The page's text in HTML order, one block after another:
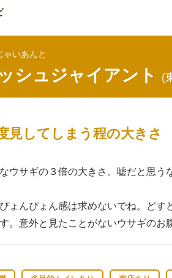
ゃいあんと
シュジャイアント (
見してしまう程の大きさ
ウサギの３倍の大きさ。嘘だと思う
ょんぴょん感は求めないでね。ど
。意外と見たことがないウサギのお